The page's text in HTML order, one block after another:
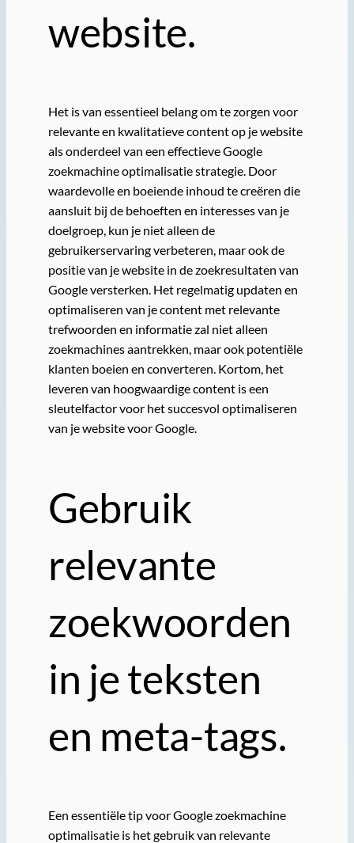
website.
Het is van essentieel belang om te zorgen voor
relevante en kwalitatieve content op je website
als onderdeel van een effectieve Google
zoekmachine optimalisatie strategie. Door
waardevolle en boeiende inhoud te creëren die
aansluit bij de behoeften en interesses van je
doelgroep, kun je niet alleen de
gebruikerservaring verbeteren, maar ook de
positie van je website in de zoekresultaten van
Google versterken. Het regelmatig updaten en
optimaliseren van je content met relevante
trefwoorden en informatie zal niet alleen
zoekmachines aantrekken, maar ook potentiële
klanten boeien en converteren. Kortom, het
leveren van hoogwaardige content is een
sleutelfactor voor het succesvol optimaliseren
van je website voor Google.
Gebruik
relevante
zoekwoorden
in je teksten
en meta-tags.
Een essentiële tip voor Google zoekmachine
optimalisatie is het gebruik van relevante